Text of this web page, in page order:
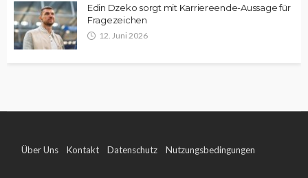
Edin Dzeko sorgt mit Karriereende-Aussage für
Fragezeichen
12. Juni 2026
Über Uns Kontakt Datenschutz Nutzungsbedingungen